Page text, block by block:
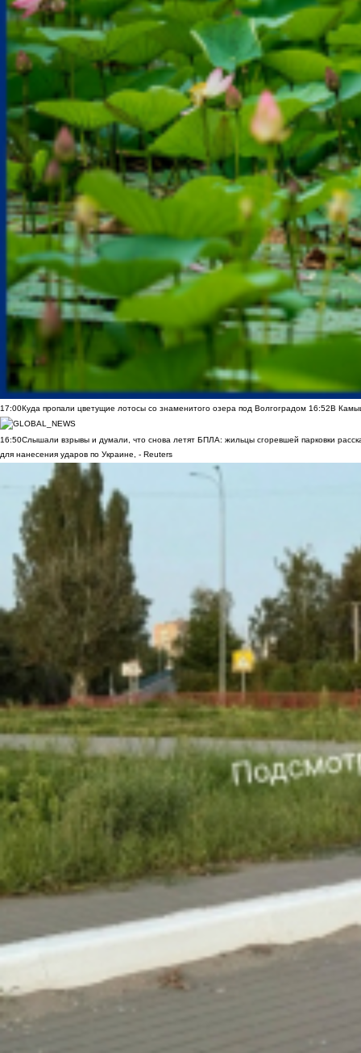
17:00Куда пропали цветущие лотосы со знаменитого озера под Волгоградом 16:52В
16:50Слышали взрывы и думали, что снова летят БПЛА: жильцы сгоревшей парковки
для нанесения ударов по Украине, - Reuters